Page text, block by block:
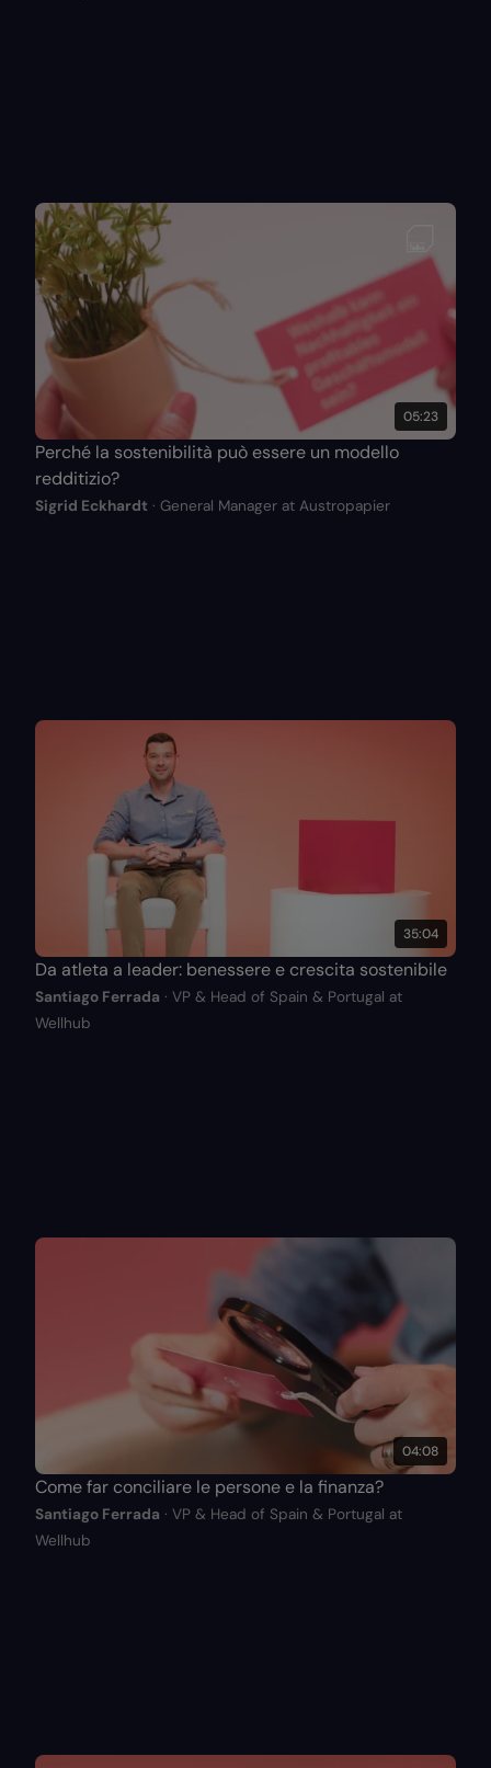
05:23
Perché la sostenibilità può essere un modello
redditizio?
Sigrid Eckhardt · General Manager at Austropapier
35:04
Da atleta a leader: benessere e crescita sostenibile
Santiago Ferrada · VP & Head of Spain & Portugal at
Wellhub
04:08
Come far conciliare le persone e la finanza?
Santiago Ferrada · VP & Head of Spain & Portugal at
Wellhub